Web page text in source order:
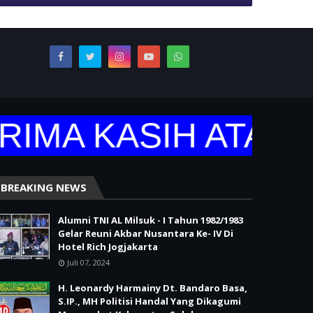
KASIH ATAS
BREAKING NEWS
Alumni TNI AL Milsuk - I Tahun 1982/1983
Gelar Reuni Akbar Nusantara Ke- IV Di
Hotel Rich Jogjakarta
Juli 07, 2024
H. Leonardy Harmainy Dt. Bandaro Basa,
S.IP., MH Politisi Handal Yang Dikagumi